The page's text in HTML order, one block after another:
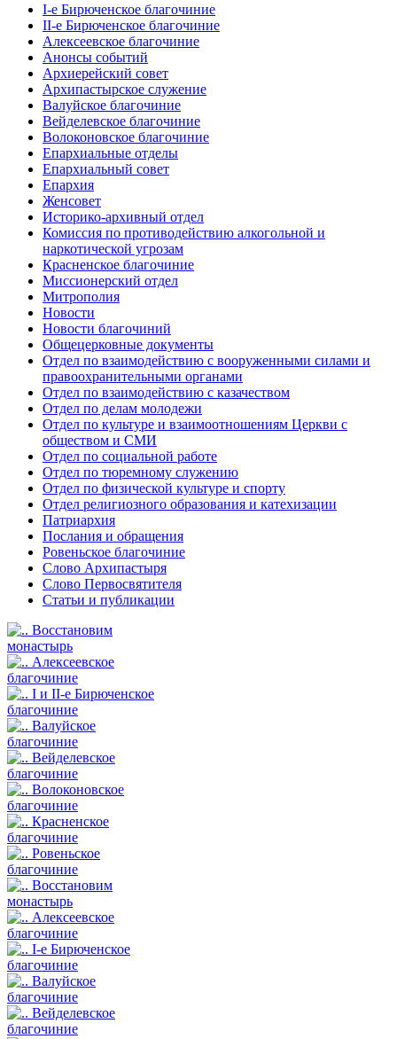
I-е Бирюченское благочиние
II-е Бирюченское благочиние
Алексеевское благочиние
Анонсы событий
Архиерейский совет
Архипастырское служение
Валуйское благочиние
Вейделевское благочиние
Волоконовское благочиние
Епархиальные отделы
Епархиальный совет
Епархия
Женсовет
Историко-архивный отдел
Комиссия по противодействию алкогольной и
наркотической угрозам
Красненское благочиние
Миссионерский отдел
Митрополия
Новости
Новости благочиний
Общецерковные документы
Отдел по взаимодействию с вооруженными силами и
правоохранительными органами
Отдел по взаимодействию с казачеством
Отдел по делам молодежи
Отдел по культуре и взаимоотношениям Церкви с
обществом и СМИ
Отдел по социальной работе
Отдел по тюремному служению
Отдел по физической культуре и спорту
Отдел религиозного образования и катехизации
Патриархия
Послания и обращения
Ровеньское благочиние
Слово Архипастыря
Слово Первосвятителя
Статьи и публикации
Восстановим
монастырь
Алексеевское
благочиние
I и II-е Бирюченское
благочиние
Валуйское
благочиние
Вейделевское
благочиние
Волоконовское
благочиние
Красненское
благочиние
Ровеньское
благочиние
Восстановим
монастырь
Алексеевское
благочиние
I-е Бирюченское
благочиние
Валуйское
благочиние
Вейделевское
благочиние